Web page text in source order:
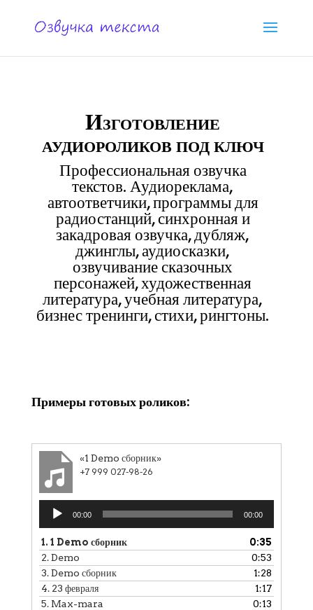
Изготовление
аудиороликов под ключ
Профессиональная озвучка
текстов. Аудиореклама,
автоответчики, программы для
радиостанций, синхронная и
закадровая озвучка, дубляж,
джинглы, аудиосказки,
озвучивание сказочных
персонажей, художественная
литература, учебная литература,
бизнес тренинги, стихи, рингтоны.
Примеры готовых роликов:
«1 Demo сборник»
+7 999 027-98-26
Аудиоплеер
00:00 00:00
1. 1 Demo сборник
0:35
2.Demo
0:53
3.Demo сборник
1:28
4. 23 февраля
1:17
5. Max-mara
0:13